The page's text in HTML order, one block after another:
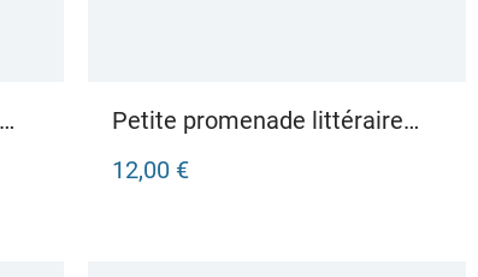
Petite promenade littéraire
französische Literatur
12,00 €